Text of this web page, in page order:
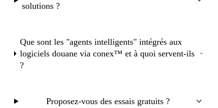
solutions ?
Que sont les "agents intelligents" intégrés aux
logiciels douane via conex™ et à quoi servent-ils
?
Proposez-vous des essais gratuits ?